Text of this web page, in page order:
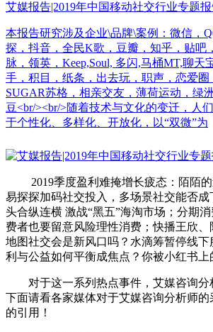
艾媒报告|2019年中国移动社交行业专题
本报告研究涉及企业\品牌\案例：微信，
探，抖音，全民K歌，豆瓣，知乎，贴吧
脉，领英，Keep,Soul, 多闪,马桶MT,聊天
手，积目，纸条，出去玩，职声，恋爱圈
SUGAR苏格，相亲交友，薄荷运动，绿
豆<br/><br/>随着技术与文化的变迁，人
于个性化、多样化、开放化，以“双微”为
2019季度盈利难掩增长疲态：陌陌的
易探探加码社交投入，多场景社交能否
头合纵连横 激战“黑五”海淘市场；分期
费者也要留意风险理性消费；快播王欣、
地图社交会是新风口吗？水滴筹暂停线下
利与公益如何平衡成焦点？你被小红书上
对于这一系列热点事件，艾媒咨询分
下面请看各家媒体对于艾媒咨询分析师
的引用！